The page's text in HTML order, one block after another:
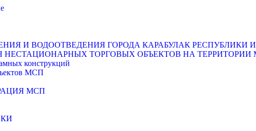
И ВОДООТВЕДЕНИЯ ГОРОДА КАРАБУЛАК РЕСПУБЛИКИ
ТОРГОВЫХ ОБЪЕКТОВ НА ТЕРРИТОРИИ
конструкций
МСП
МСП